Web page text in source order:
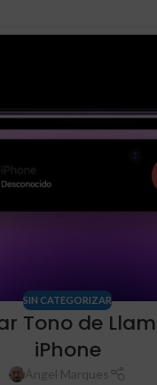
SIN CATEGORIZAR
Tono de
iPhone
Ángel Marques